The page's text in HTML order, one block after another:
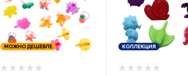
МОЖНО ДЕШЕВЛЕ КОЛЛЕКЦИЯ